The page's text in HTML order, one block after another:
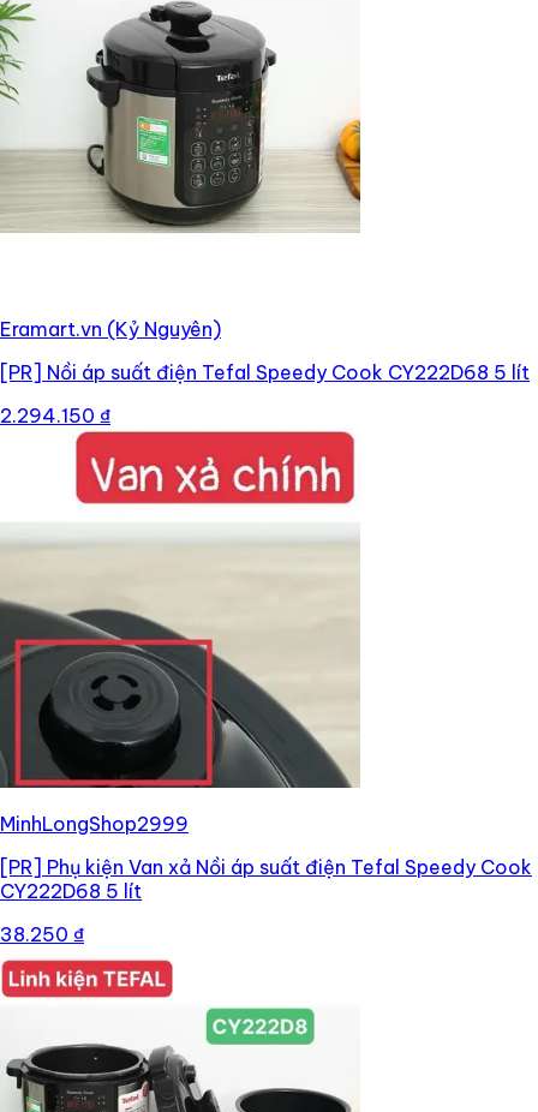
Eramart.vn (Kỷ Nguyên)
[PR] Nồi áp suất điện Tefal Speedy Cook CY222D68 5 lít
2.294.150 ₫
MinhLongShop2999
[PR] Phụ kiện Van xả Nồi áp suất điện Tefal Speedy Cook
CY222D68 5 lít
38.250 ₫